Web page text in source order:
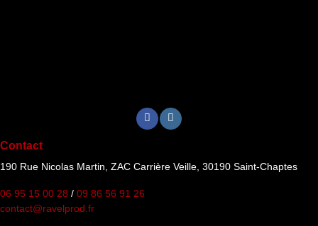
Contact
190 Rue Nicolas Martin, ZAC Carrière Veille, 30190 Saint-Chaptes
06 95 15 00 28 / 09 86 56 91 26
contact@ravelprod.fr